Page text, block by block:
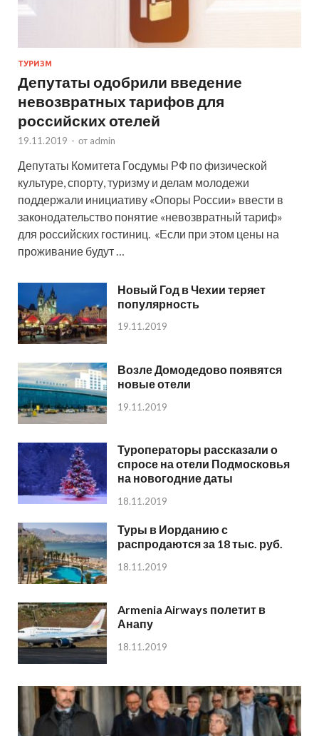
ТУРИЗМ
Депутаты одобрили введение
невозвратных тарифов для
российских отелей
19.11.2019 - от admin
Депутаты Комитета Госдумы РФ по физической
культуре, спорту, туризму и делам молодежи
поддержали инициативу «Опоры России» ввести в
законодательство понятие «невозвратный тариф»
для российских гостиниц. «Если при этом цены на
проживание будут …
Новый Год в Чехии теряет
популярность
19.11.2019
Возле Домодедово появятся
новые отели
19.11.2019
Туроператоры рассказали о
спросе на отели Подмосковья
на новогодние даты
18.11.2019
Туры в Иорданию с
распродаются за 18 тыс. руб.
18.11.2019
Armenia Airways полетит в
Анапу
18.11.2019